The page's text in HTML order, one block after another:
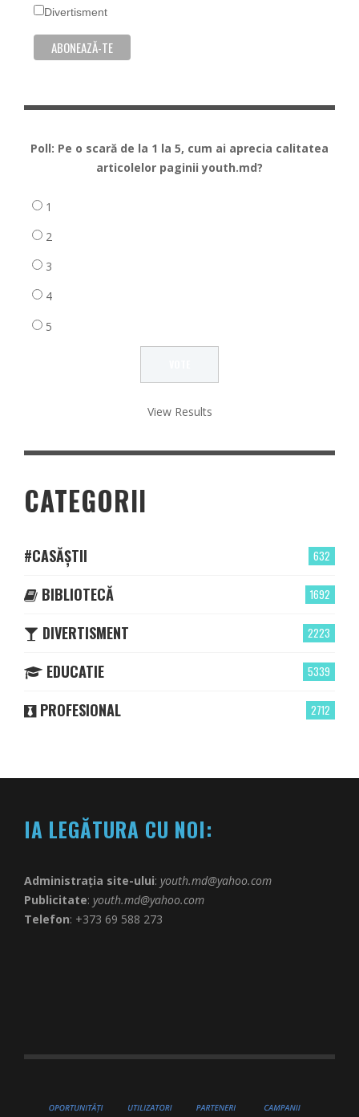
Divertisment
Poll: Pe o scară de la 1 la 5, cum ai aprecia calitatea
articolelor paginii youth.md?
1
2
3
4
5
View Results
CATEGORII
632
#CASĂȘTII
1692
BIBLIOTECĂ
2223
DIVERTISMENT
5339
EDUCATIE
2712
PROFESIONAL
IA LEGĂTURA CU NOI:
Administrația site-ului: youth.md@yahoo.com
Publicitate: youth.md@yahoo.com
Telefon: +373 69 588 273